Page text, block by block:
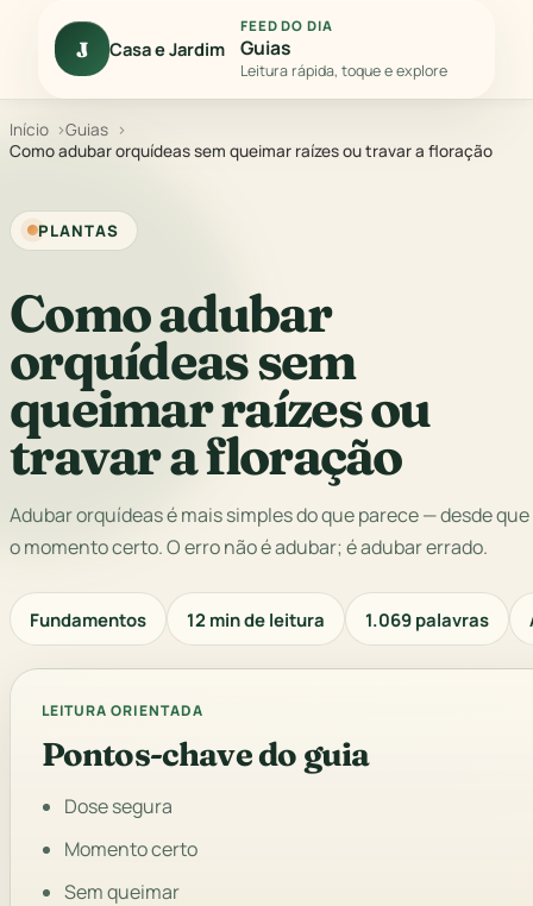
J Casa e Jardim
FEED DO DIA
Guias
Leitura rápida, toque e explore
Início
Guias
Como adubar orquídeas sem queimar raízes ou travar a floração
PLANTAS
Como adubar
orquídeas sem
queimar raízes ou
travar a floração
Adubar orquídeas é mais simples do que parece — desde
o momento certo. O erro não é adubar; é adubar errado.
Fundamentos 12 min de leitura 1.069 palavras
LEITURA ORIENTADA
Pontos-chave do guia
Dose segura
Momento certo
Sem queimar